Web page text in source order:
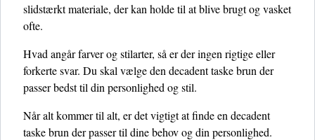
slidstærkt materiale, der kan holde til at blive brugt og vasket
ofte.
Hvad angår farver og stilarter, så er der ingen rigtige eller
forkerte svar. Du skal vælge den decadent taske brun der
passer bedst til din personlighed og stil.
Når alt kommer til alt, er det vigtigt at finde en decadent
taske brun der passer til dine behov og din personlighed.